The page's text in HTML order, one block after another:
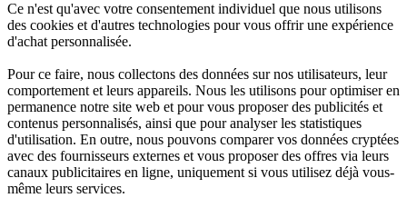
Ce n'est qu'avec votre consentement individuel que nous utilisons
des cookies et d'autres technologies pour vous offrir une expérience
d'achat personnalisée.
Pour ce faire, nous collectons des données sur nos utilisateurs, leur
comportement et leurs appareils. Nous les utilisons pour optimiser en
permanence notre site web et pour vous proposer des publicités et
contenus personnalisés, ainsi que pour analyser les statistiques
d'utilisation. En outre, nous pouvons comparer vos données cryptées
avec des fournisseurs externes et vous proposer des offres via leurs
canaux publicitaires en ligne, uniquement si vous utilisez déjà vous-
même leurs services.